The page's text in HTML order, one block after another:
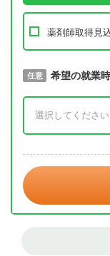
薬剤師取得見
必須 取得予定年
任意 希望の就業